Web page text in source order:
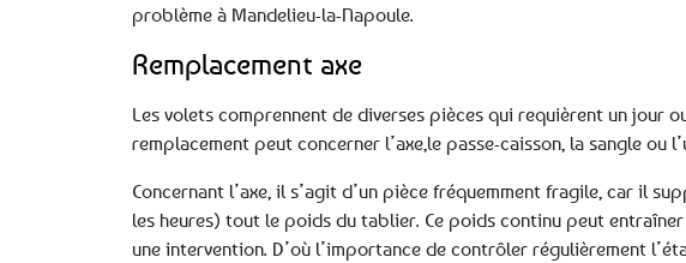
problème à Mandelieu-la-Napoule.
Remplacement axe
Les volets comprennent de diverses pièces qui requièrent un jour
remplacement peut concerner l’axe,le passe-caisson, la sangle ou
Concernant l’axe, il s’agit d’un pièce fréquemment fragile, car il
les heures) tout le poids du tablier. Ce poids continu peut
une intervention. D’où l’importance de contrôler régulièrement